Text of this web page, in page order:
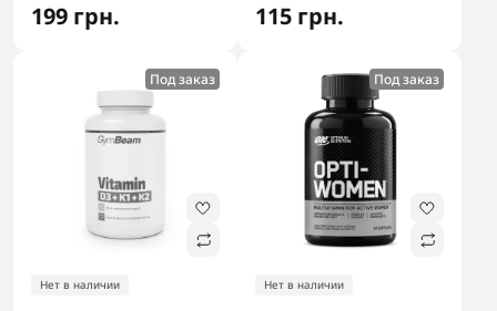
199 грн. 115 грн.
Под заказ
Нет в наличии
Под заказ
Нет в наличии